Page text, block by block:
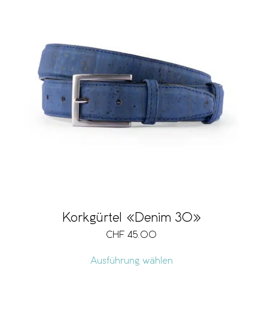
Korkgürtel «Denim 30»
CHF 45.00
Ausführung wählen